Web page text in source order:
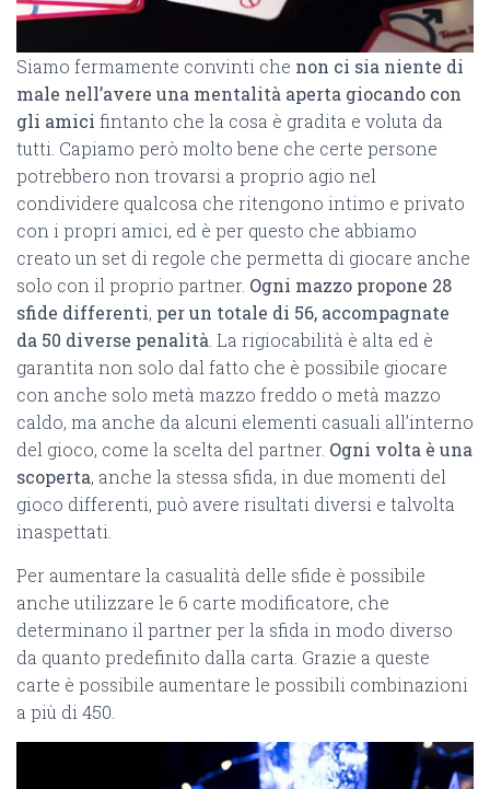
Siamo fermamente convinti che non ci sia niente di
male nell’avere una mentalità aperta giocando con
gli amici fintanto che la cosa è gradita e voluta da
tutti. Capiamo però molto bene che certe persone
potrebbero non trovarsi a proprio agio nel
condividere qualcosa che ritengono intimo e privato
con i propri amici, ed è per questo che abbiamo
creato un set di regole che permetta di giocare anche
solo con il proprio partner. Ogni mazzo propone 28
sfide differenti, per un totale di 56, accompagnate
da 50 diverse penalità . La rigiocabilità è alta ed è
garantita non solo dal fatto che è possibile giocare
con anche solo metà mazzo freddo o metà mazzo
caldo, ma anche da alcuni elementi casuali all’interno
del gioco, come la scelta del partner. Ogni volta è una
scoperta, anche la stessa sfida, in due momenti del
gioco differenti, può avere risultati diversi e talvolta
inaspettati.
Per aumentare la casualità delle sfide è possibile
anche utilizzare le 6 carte modificatore, che
determinano il partner per la sfida in modo diverso
da quanto predefinito dalla carta. Grazie a queste
carte è possibile aumentare le possibili combinazioni
a più di 450.